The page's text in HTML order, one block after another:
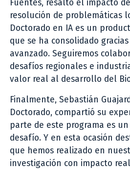
Fuentes, resaltó el impacto
resolución de problemáticas
Doctorado en IA es un
que se ha consolidado
avanzado. Seguiremos
desafíos regionales e
valor real al desarrollo del
Finalmente, Sebastián
Doctorado, compartió su
parte de este programa es
desafío. Y en esta ocasión
que hemos realizado en
investigación con impacto